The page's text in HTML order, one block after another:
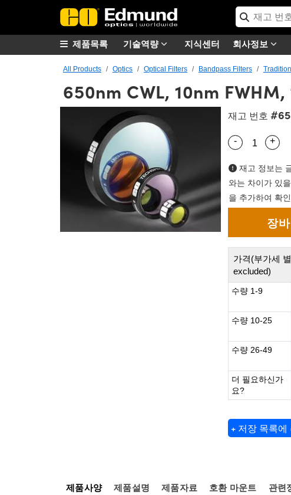
기술역량 지식센터 회사정보
제품목록
All Products Optics Optical Filters Bandpass Filters
650nm CWL, 10nm
재고 번호
Quantity
- Use
+
재고 정보는
와는 차이가 있
을 추가하여 확
가격(부가세
excluded)
수량 1-9
수량 10-25
수량 26-49
더 필요하신가
요?
+ 저장 목록에
제품사양 제품설명 제품자료 호환 마운트 관련